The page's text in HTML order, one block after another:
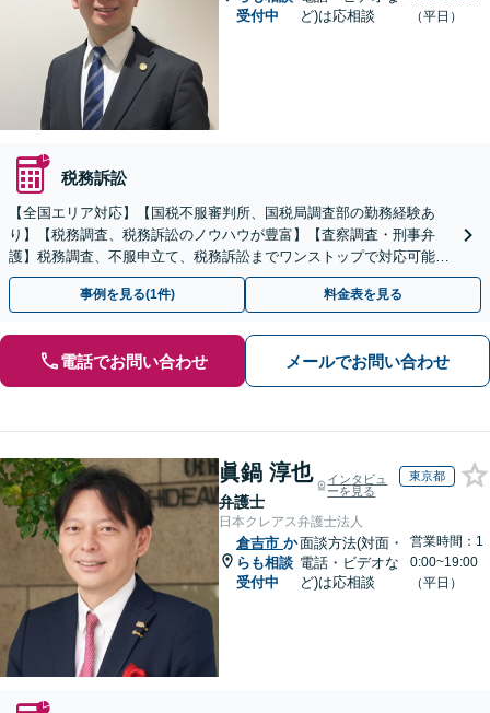
受付中
ど)は応相談
（平日）
税務訴訟
【全国エリア対応】【国税不服審判所、国税局調査部の勤務経験あ
り】【税務調査、税務訴訟のノウハウが豊富】【査察調査・刑事弁
護】税務調査、不服申立て、税務訴訟までワンストップで対応可能！
事業承継にも対応【休日・夜間相談可】
事例を見る(1件) 料金表を見る
電話でお問い合わせ メールでお問い合わせ
眞鍋 淳也
弁護士
インタビュ
ーを見る
東京都
日本クレアス弁護士法人
倉吉市 か
らも相談
受付中
面談方法(対面・
電話・ビデオな
ど)は応相談
営業時間：1
0:00~19:00
（平日）